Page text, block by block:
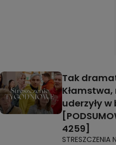
Tak
uderzyły
4259]
STRESZCZENIA